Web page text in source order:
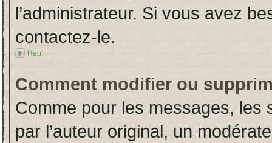
l’administrateur. Si vous avez
contactez-le.
Haut
Comment modifier ou
Comme pour les messages, les
par l’auteur original, un